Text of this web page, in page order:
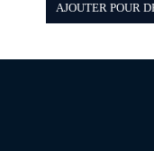
AJOUTER POUR